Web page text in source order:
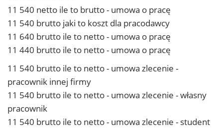
11 540 netto ile to brutto - umowa o pracę
11 540 brutto jaki to koszt dla pracodawcy
11 640 brutto ile to netto - umowa o pracę
11 440 brutto ile to netto - umowa o pracę
11 540 brutto ile to netto - umowa zlecenie -
pracownik innej firmy
11 540 brutto ile to netto - umowa zlecenie - własny
pracownik
11 540 brutto ile to netto - umowa zlecenie - student